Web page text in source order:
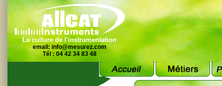
La culture de l'instrumentation
email: info@mesurez.com
Tél : 04 42 34 83 48